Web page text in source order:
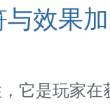
与效果
是玩家在